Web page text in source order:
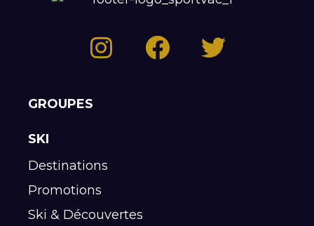
GROUPES
SKI
Destinations
Promotions
Ski & Découvertes